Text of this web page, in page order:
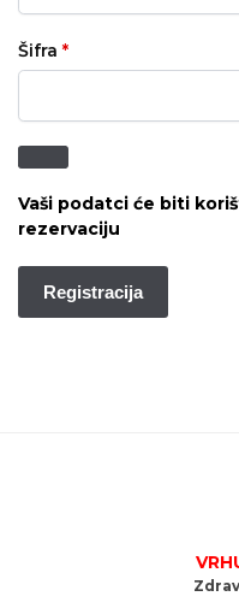
Šifra *
Vaši podatci će biti
rezervaciju
Registracija